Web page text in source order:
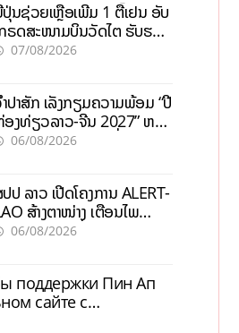
ນຊ່ວຍເຫຼືອເພີ່ມ 1 ຕື້ເຢນ ອັບ
ຣດສະໜາມບິນວັດໄຕ ຮັບຮອງ
ນເຕີບໂຕ
07/08/2026
ປາສັກ ເລັ່ງກຽມຄວາມພ້ອມ “ປີ
ງທ່ຽວລາວ-ຈີນ 2027” ຫວັງ
ຕຸ້ນເສດຖະກິດທ້ອງຖິ່ນ
06/08/2026
ປ ລາວ ເປີດໂຄງການ ALERT-
ສ້າງຕາໜ່າງ ເຕືອນໄພ
ຍາດລະບາດທົ່ວປະເທດ
06/08/2026
поддержки Пин Ап
сайте с